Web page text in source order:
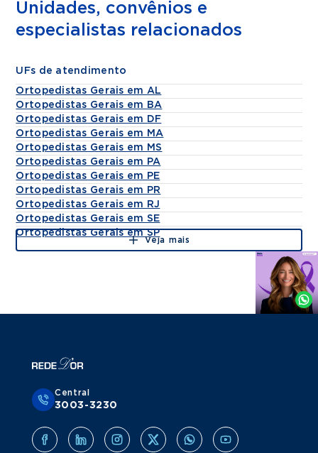
Unidades, convênios e
especialistas relacionados
UFs de atendimento
Ortopedistas Gerais em AL
Ortopedistas Gerais em BA
Ortopedistas Gerais em DF
Ortopedistas Gerais em MA
Ortopedistas Gerais em MS
Ortopedistas Gerais em PA
Ortopedistas Gerais em PE
Ortopedistas Gerais em PR
Ortopedistas Gerais em RJ
Ortopedistas Gerais em SE
Ortopedistas Gerais em SP
Veja mais
Agende
Whatsapp
Central
3003-3230